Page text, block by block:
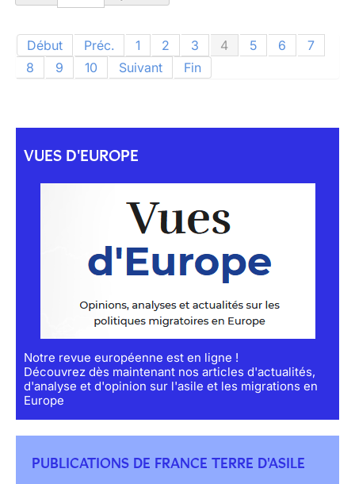
Début Préc. 1 2 3 4 5 6
7
8
9 10 Suivant Fin
VUES D'EUROPE
Notre revue européenne est en ligne !
Découvrez dès maintenant nos articles d'actualités,
d'analyse et d'opinion sur l'asile et les migrations en
Europe
PUBLICATIONS DE FRANCE TERRE D'ASILE